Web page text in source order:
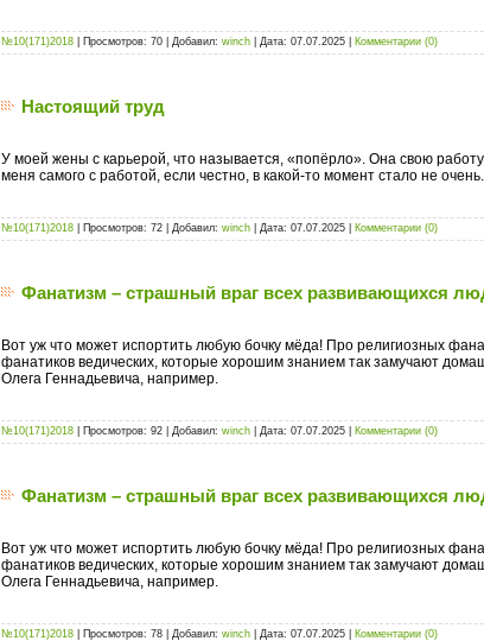
№10(171)2018 Просмотров: 70 Добавил: winch Дата: 07.07.2025 Комментарии (0)
Настоящий труд
У моей жены с карьерой, что называется, «попёрло». Она свою
меня самого с работой, если честно, в какой-то момент стало не очень.
№10(171)2018 Просмотров: 72 Добавил: winch Дата: 07.07.2025 Комментарии (0)
Фанатизм – страшный враг всех развивающихся
Вот уж что может испортить любую бочку мёда! Про религиозных
фанатиков ведических, которые хорошим знанием так замучают
Олега Геннадьевича, например.
№10(171)2018 Просмотров: 92 Добавил: winch Дата: 07.07.2025 Комментарии (0)
Фанатизм – страшный враг всех развивающихся
Вот уж что может испортить любую бочку мёда! Про религиозных
фанатиков ведических, которые хорошим знанием так замучают
Олега Геннадьевича, например.
№10(171)2018 Просмотров: 78 Добавил: winch Дата: 07.07.2025 Комментарии (0)